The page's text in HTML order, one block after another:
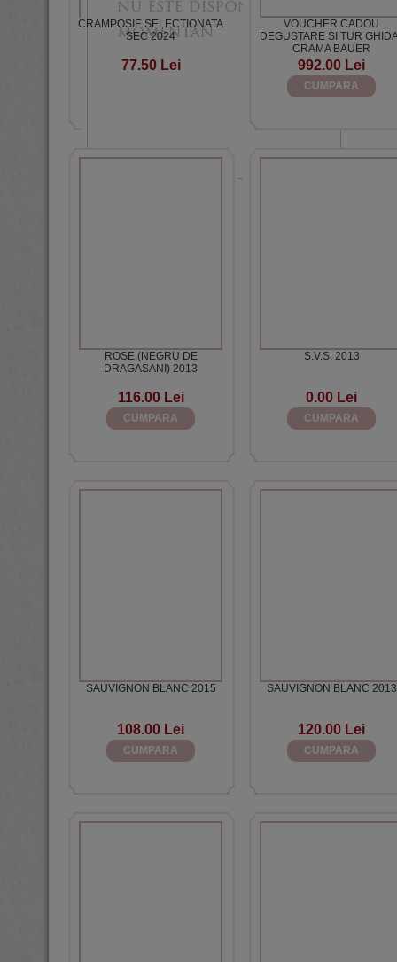
CRAMPOSIE SELECTIONATA
SEC 2024
77.50 Lei
VOUCHER CADOU
DEGUSTARE SI TUR
CRAMA BAUER
992.00 Lei
CUMPARA
ROSE (NEGRU DE
DRAGASANI) 2013
116.00 Lei
CUMPARA
S.V.S. 2013
0.00 Lei
CUMPARA
SAUVIGNON BLANC 2015
108.00 Lei
CUMPARA
SAUVIGNON BLANC 2013
120.00 Lei
CUMPARA